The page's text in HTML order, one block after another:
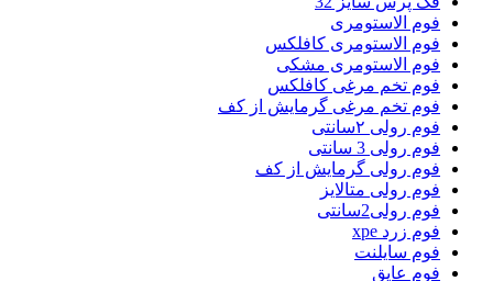
فوم الاستومری
فوم الاستومری کافلکس
فوم الاستومری مشکی
فوم تخم مرغی کافلکس
فوم تخم مرغی گرمایش از کف
فوم رولی ۲سانتی
فوم رولی 3 سانتی
فوم رولی گرمایش از کف
فوم رولی متالایز
فوم رولی2سانتی
فوم زرد xpe
فوم سایلنت
فوم عایق